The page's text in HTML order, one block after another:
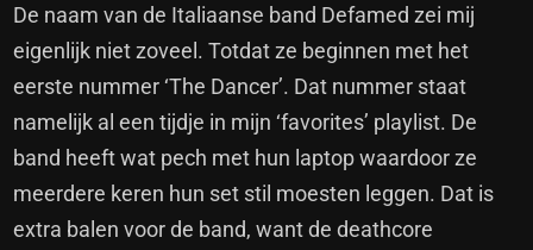
De naam van de Italiaanse band Defamed zei mij
eigenlijk niet zoveel. Totdat ze beginnen met het
eerste nummer ‘The Dancer’. Dat nummer staat
namelijk al een tijdje in mijn ‘favorites’ playlist. De
band heeft wat pech met hun laptop waardoor ze
meerdere keren hun set stil moesten leggen. Dat is
extra balen voor de band, want de deathcore